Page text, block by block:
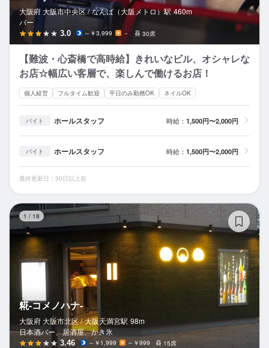
大阪府 大阪市中央区 / なんば（大阪メトロ）駅 460m
バー
3.0 ～￥3,999 － 30席
【難波・心斎橋で高時給】きれいなビル、オシャレな
お店☆幅広い客層で、楽しんで働けるお店！
個人経営 フルタイム歓迎 平日のみ勤務OK ネイルOK
バイト ホールスタッフ 時給： 1,500円〜2,000円
バイト ホールスタッフ 時給： 1,500円〜2,000円
最終更新日：30日以上前
1 / 18
糀-コメノハナ-
大阪府 大阪市北区 / 大阪天満宮駅 98m
日本酒バー、居酒屋、かき氷
3.46 ～￥1,999 ～￥999 15席